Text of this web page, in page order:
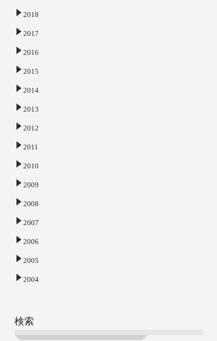
2018
2017
2016
2015
2014
2013
2012
2011
2010
2009
2008
2007
2006
2005
2004
検索